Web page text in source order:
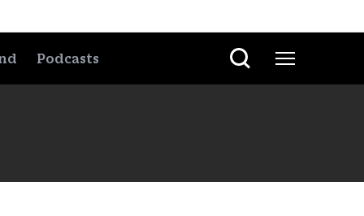
Podcasts